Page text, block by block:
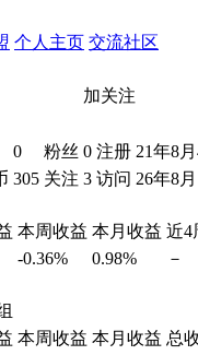
个人主页 交流社区
加关注
0 粉丝 0 注册 21年8
305 关注 3 访问 26年8
本周收益 本月收益 近4
-0.36% 0.98%
－
本周收益 本月收益 总